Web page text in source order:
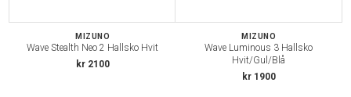
MIZUNO
Wave Stealth Neo 2 Hallsko Hvit
kr 2100
MIZUNO
Wave Luminous 3 Hallsko
Hvit/Gul/Blå
kr 1900